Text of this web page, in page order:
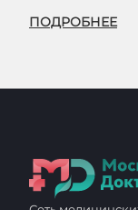
ПОДРОБНЕЕ